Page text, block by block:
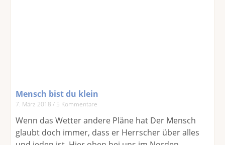
Mensch bist du klein
7. März 2018 5 Kommentare
Wenn das Wetter andere Pläne hat Der Mensch
glaubt doch immer, dass er Herrscher über alles